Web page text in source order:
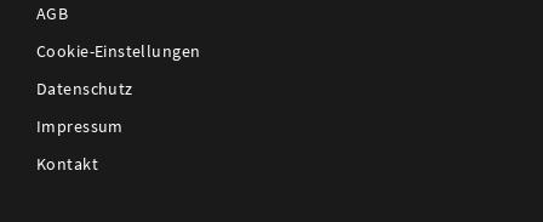
AGB
Cookie-Einstellungen
Datenschutz
Impressum
Kontakt